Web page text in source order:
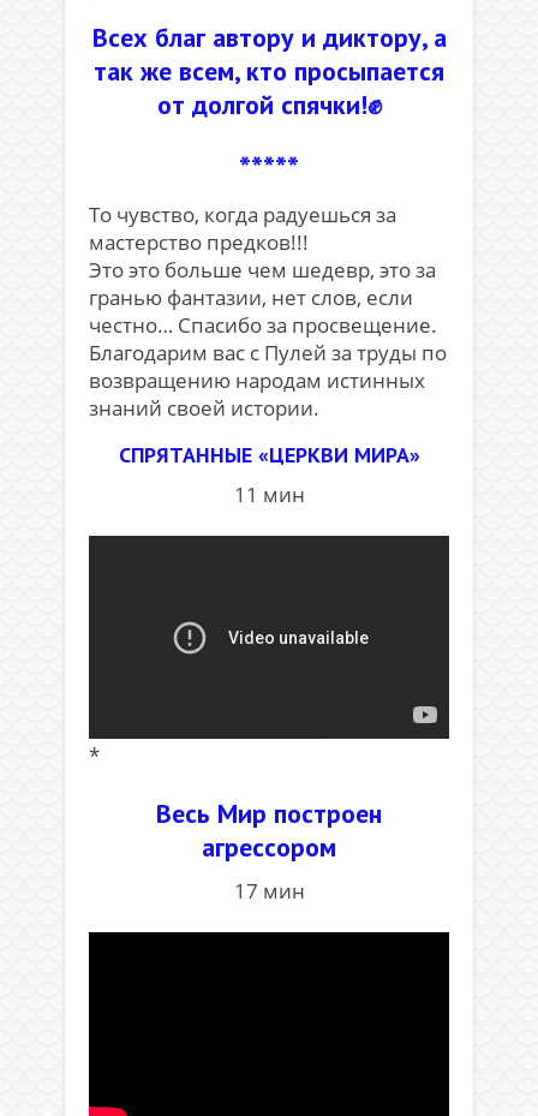
Всех благ автору и диктору, а
так же всем, кто просыпается
от долгой спячки!✊
*****
То чувство, когда радуешься за
мастерство предков!!!
Это это больше чем шедевр, это за
гранью фантазии, нет слов, если
честно… Спасибо за просвещение.
Благодарим вас с Пулей за труды по
возвращению народам истинных
знаний своей истории.
СПРЯТАННЫЕ «ЦЕРКВИ МИРА»
11 мин
*
Весь Мир построен
агрессором
17 мин